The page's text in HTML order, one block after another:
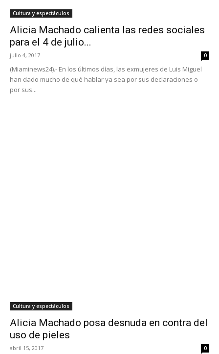
Cultura y espectáculos
Alicia Machado calienta las redes sociales
para el 4 de julio...
julio 4, 2017 0
(Miaminews24).- En los últimos días, las exmujeres de Luis Miguel
han dado mucho de qué hablar ya sea por sus declaraciones o
por sus...
Cultura y espectáculos
Alicia Machado posa desnuda en contra del
uso de pieles
abril 15, 2017 0